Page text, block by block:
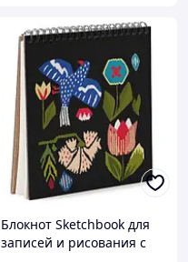
Блокнот Sketchbook для
записей и рисования с